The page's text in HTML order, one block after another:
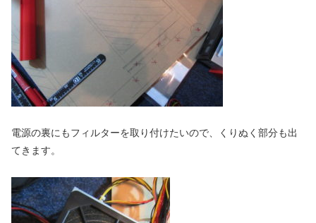
電源の裏にもフィルターを取り付けたいので、くりぬく部分も出
てきます。